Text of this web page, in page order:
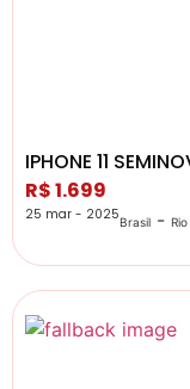
IPHONE 11
R$ 1.699
25 mar - 2025Brasil -